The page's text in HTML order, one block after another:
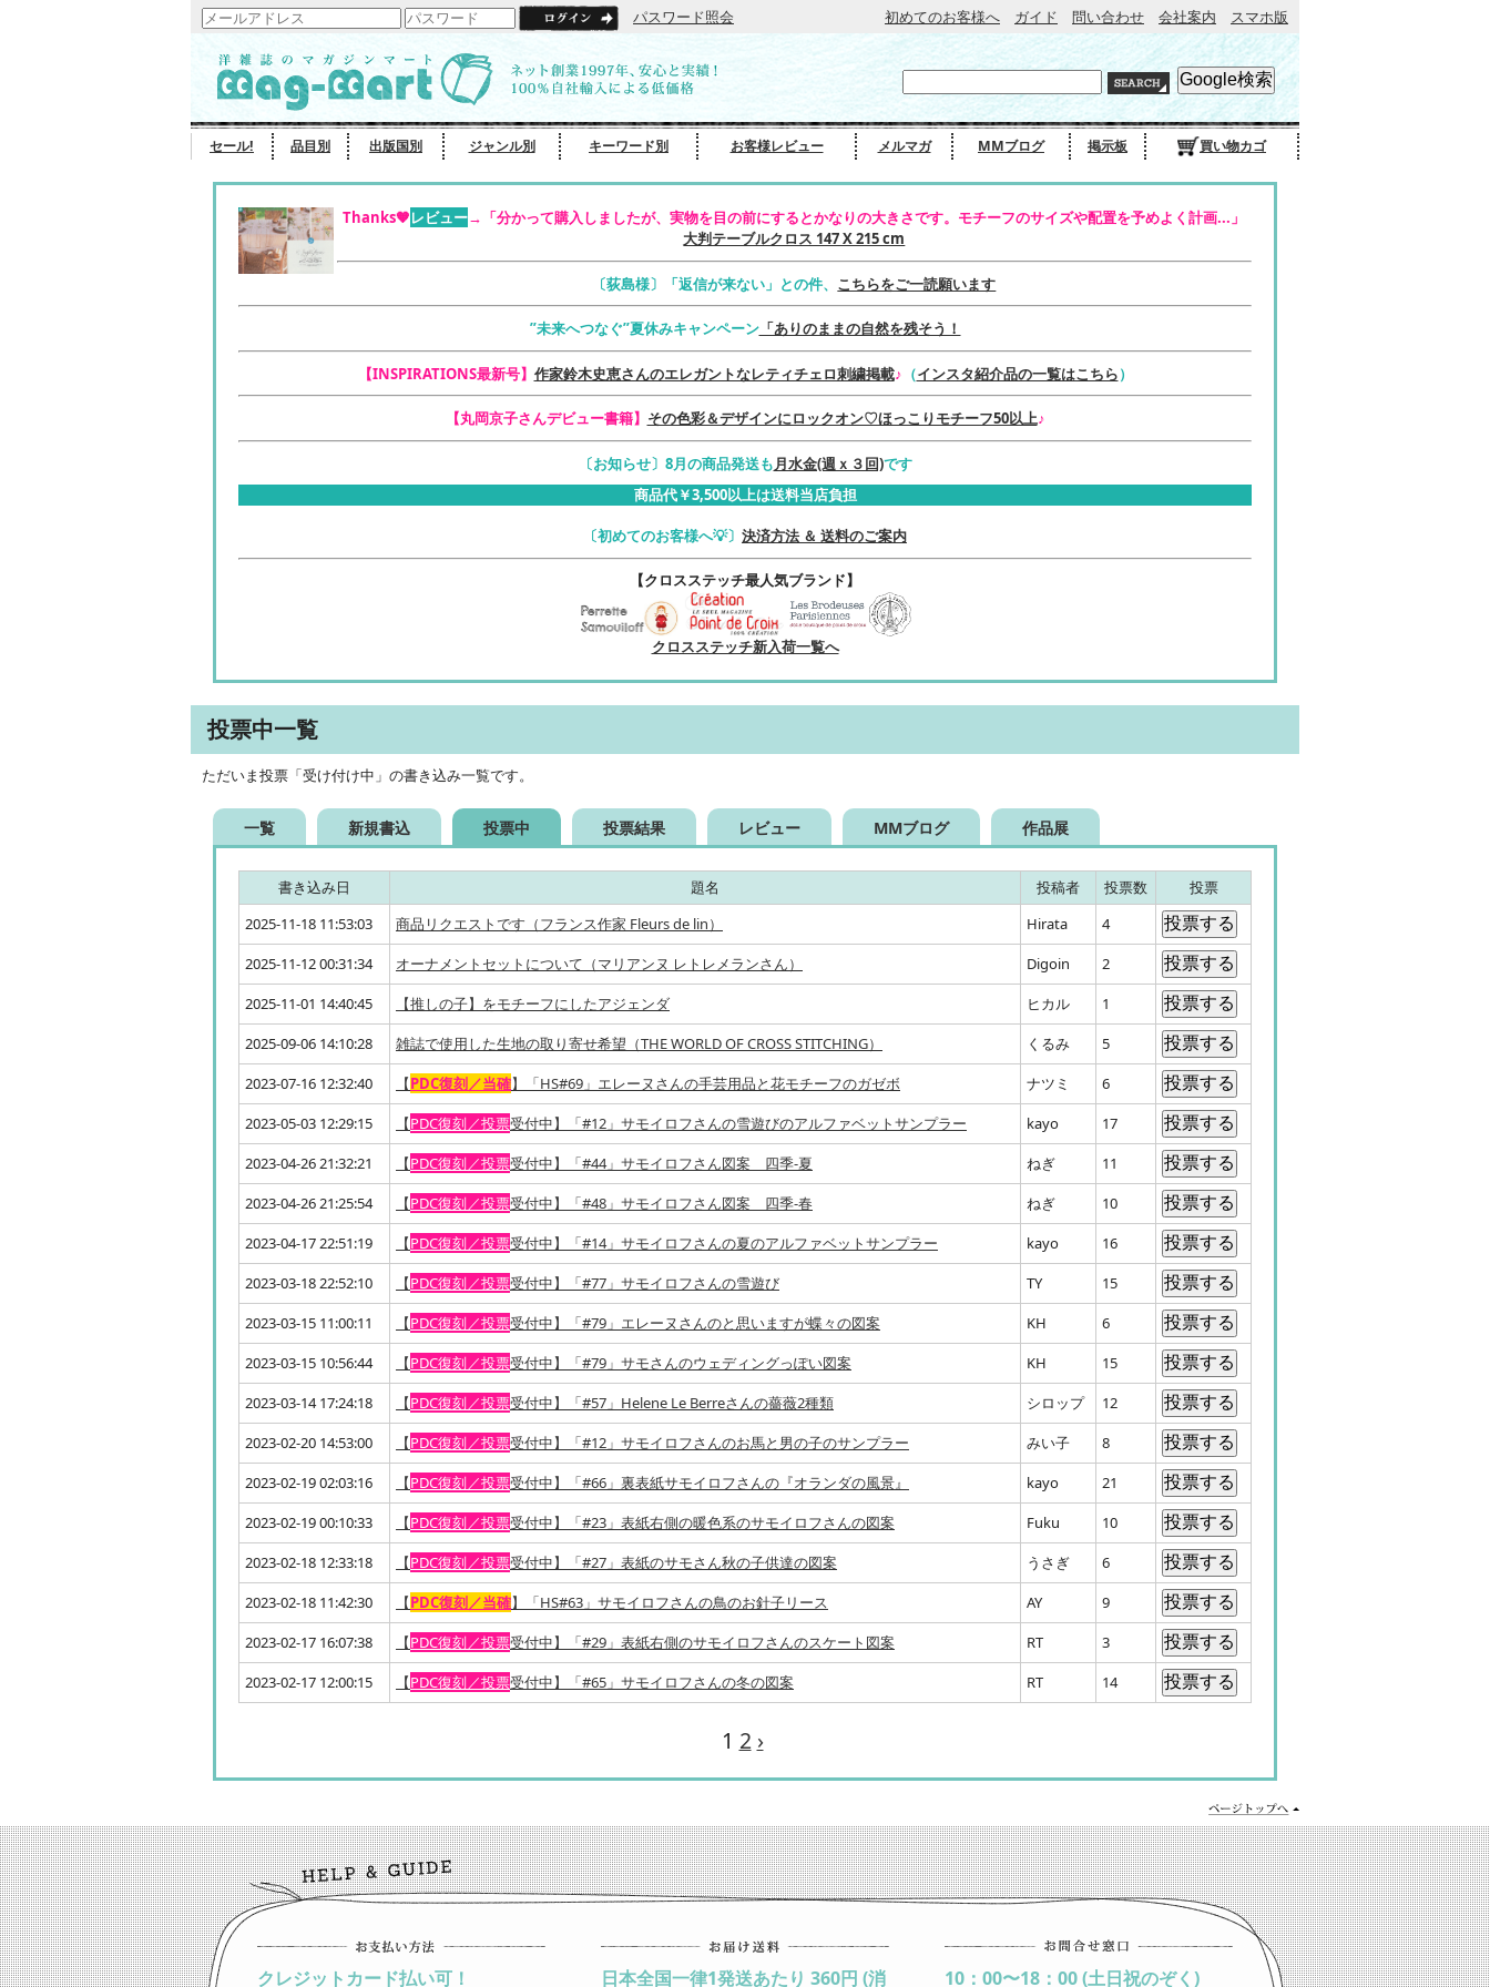
パスワード照会 初めてのお客様へ ガイド 問い合わせ 会社案内 スマホ版
セール! 品目別 出版国別 ジャンル別 キーワード別 お客様レビュー メルマガ MMブログ 掲示板 買い物カゴ
Thanks🧡レビュー→「分かって購入しましたが、実物を目の前にするとかなりの大きさです。モチーフのサイズや配置を予めよく計画...」
大判テーブルクロス 147 X 215 cm
〔荻島様〕「返信が来ない」との件、 こちらをご一読願います
”未来へつなぐ”夏休みキャンペーン「ありのままの自然を残そう！
【INSPIRATIONS最新号】 作家鈴木史恵さんのエレガントなレティチェロ刺繍掲載♪ （インスタ紹介品の一覧はこちら）
【丸岡京子さんデビュー書籍】 その色彩＆デザインにロックオン♡ほっこりモチーフ50以上♪
〔お知らせ〕8月の商品発送も月水金(週ｘ３回)です
商品代￥3,500以上は送料当店負担
〔初めてのお客様へ💡〕 決済方法 ＆ 送料のご案内
【クロスステッチ最人気ブランド】
クロスステッチ新入荷一覧へ
投票中一覧
ただいま投票「受け付け中」の書き込み一覧です。
一覧 新規書込 投票中 投票結果 レビュー MMブログ 作品展
書き込み日 題名 投稿者 投票数
投票
2025-11-18 11:53:03
商品リクエストです（フランス作家 Fleurs de lin） Hirata
4
2025-11-12 00:31:34
オーナメントセットについて（マリアンヌ レトレメランさん） Digoin
2
2025-11-01 14:40:45
【推しの子】をモチーフにしたアジェンダ ヒカル
1
2025-09-06 14:10:28
雑誌で使用した生地の取り寄せ希望（THE WORLD OF CROSS STITCHING） くるみ
5
2023-07-16 12:32:40
【PDC復刻／当確】「HS#69」エレーヌさんの手芸用品と花モチーフのガゼボ ナツミ
6
2023-05-03 12:29:15
【PDC復刻／投票受付中】「#12」サモイロフさんの雪遊びのアルファベットサンプラー kayo
17
2023-04-26 21:32:21
【PDC復刻／投票受付中】「#44」サモイロフさん図案 四季-夏 ねぎ
11
2023-04-26 21:25:54
【PDC復刻／投票受付中】「#48」サモイロフさん図案 四季-春 ねぎ
10
2023-04-17 22:51:19
【PDC復刻／投票受付中】「#14」サモイロフさんの夏のアルファベットサンプラー kayo
16
2023-03-18 22:52:10
【PDC復刻／投票受付中】「#77」サモイロフさんの雪遊び TY
15
2023-03-15 11:00:11
【PDC復刻／投票受付中】「#79」エレーヌさんのと思いますが蝶々の図案 KH
6
2023-03-15 10:56:44
【PDC復刻／投票受付中】「#79」サモさんのウェディングっぽい図案 KH
15
2023-03-14 17:24:18
【PDC復刻／投票受付中】「#57」Helene Le Berreさんの薔薇2種類 シロップ
12
2023-02-20 14:53:00
【PDC復刻／投票受付中】「#12」サモイロフさんのお馬と男の子のサンプラー みい子
8
2023-02-19 02:03:16
【PDC復刻／投票受付中】「#66」裏表紙サモイロフさんの『オランダの風景』 kayo
21
2023-02-19 00:10:33
【PDC復刻／投票受付中】「#23」表紙右側の暖色系のサモイロフさんの図案 Fuku
10
2023-02-18 12:33:18
【PDC復刻／投票受付中】「#27」表紙のサモさん秋の子供達の図案 うさぎ
6
2023-02-18 11:42:30
【PDC復刻／当確】「HS#63」サモイロフさんの鳥のお針子リース AY
9
2023-02-17 16:07:38
【PDC復刻／投票受付中】「#29」表紙右側のサモイロフさんのスケート図案 RT
3
2023-02-17 12:00:15
【PDC復刻／投票受付中】「#65」サモイロフさんの冬の図案 RT 14
1 2 ›
クレジットカード払い可！ 日本全国一律1発送あたり 360円 (消 10：00〜18：00 (土日祝のぞく)